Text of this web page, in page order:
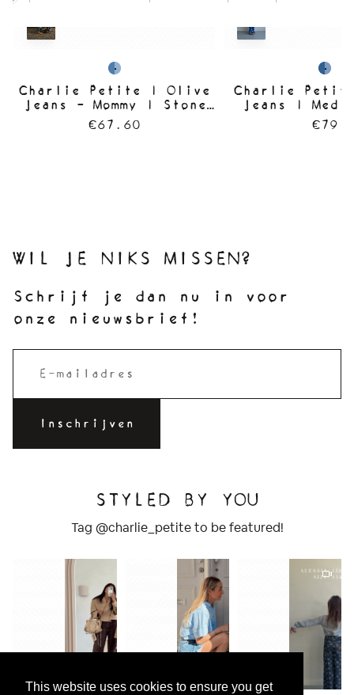
This website uses cookies to ensure you get
Charlie Petite | Olive
Jeans - Mommy | Stone
Blue
€67.60
Charlie
Jeans |
€79
WIL JE NIKS MISSEN?
Schrijf je dan nu in voor
onze nieuwsbrief!
STYLED BY YOU
Tag @charlie_petite to be featured!